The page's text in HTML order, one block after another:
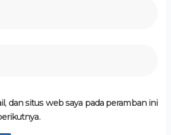
dan situs web saya pada peramban ini